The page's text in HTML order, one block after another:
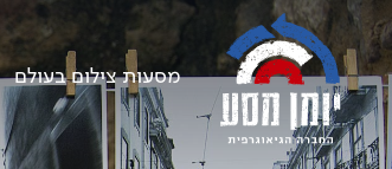
דלג
על
התפריט
מסעות צילום בעולם